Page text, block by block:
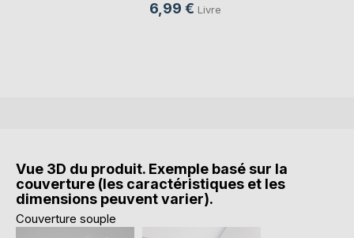
6,99 € Livre
Vue 3D du produit. Exemple basé sur la
couverture (les caractéristiques et les
dimensions peuvent varier).
Couverture souple